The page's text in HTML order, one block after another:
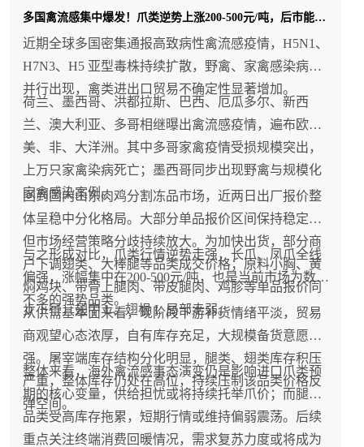
多国禽流感集中爆发！爪类逆势上涨200-500元/吨，后市能否持续？
近期全球多国密集通报高致病性禽流感疫情，H5N1、
H7N3、H5 亚型毒株持续扩散，野禽、家禽感染病例
并行出现，禽类进出口贸易不确定性显著增加。
荷兰、墨西哥、洪都拉斯、巴西、厄瓜多尔、新西
兰、澳大利亚、多哥相继曝出禽流感疫情，遍布欧、
美、非、大洋洲。其中多哥家禽疫情受损规模突出，
上万只家禽染病死亡；墨西哥同步出现野禽与规模化
家禽感染案例。
回到国内山东肉鸡分割冻品市场，近两日出厂报价整
体呈稳中分化格局。大部分单品报价区间保持稳定，
但市场经营策略分歧持续放大。为加快出货，部分商
户下调翅类、大棒腿等品类成交价格；原料小胸、黄
焖鸡块、带骨上腿肉、带皮腿肉、鸡胗等单品报价同
步下行，翅中 L、翅根 L 局部走弱。
与之形成对比，爪类行情逆势走强，长爪、凤爪全线
偏强，涨幅集中在200-500元/吨，也是当前市场为数
不多的强势品类。
从供需基本面来看，现阶段下游补货情绪平淡，贸易
商观望心态浓厚，自有库存充足，大规模备货意愿不
强。屠宰端库存结构分化明显，腿类、翅类库存积压
严重，整体库存仍处在高位，持续压制该品类价格反
弹空间。
整体来看，海外禽流感事态演变仍是影响进口爪类预
期的核心变量，供给担忧或将持续托举爪价；而腿翅
品类受高库存拖累，短期行情或维持偏弱震荡。后续
重点关注终端消费回暖情况，需求复苏力度或将成为